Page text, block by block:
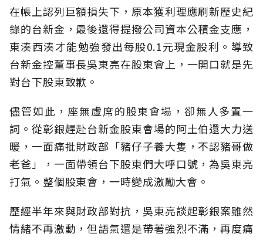
在帳上認列巨額損失下，原本獲利理應刷新歷史紀
錄的台新金，最後還得提撥公司資本公積金支應，
東湊西湊才能勉強發出每股0.1元現金股利。導致
台新金控董事長吳東亮在股東會上，一開口就是先
對台下股東致歉。
儘管如此，座無虛席的股東會場，卻無人多置一
詞。從彰銀趕赴台新金股東會場的阿土伯還大力送
暖，一面痛批財政部「豬仔子養大隻，不認豬哥做
老爸」，一面帶領台下股東們大呼口號，為吳東亮
打氣。整個股東會，一時變成激勵大會。
歷經半年來與財政部對抗，吳東亮談起彰銀案雖然
情緒不再激動，但語氣還是帶著強烈不滿，再度痛